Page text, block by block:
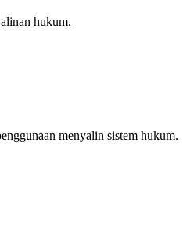
hukum.
menyalin sistem hukum.